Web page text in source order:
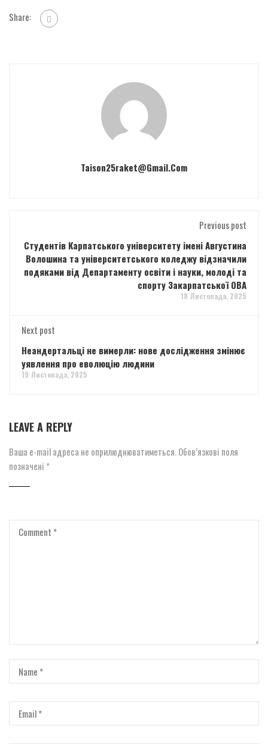
Share:
Taison25raket@gmail.com
Previous post
Студентів Карпатського університету імені Августина
Волошина та університетського коледжу відзначили
подяками від Департаменту освіти і науки, молоді та
спорту Закарпатської ОВА
18 Листопада, 2025
Next post
Неандертальці не вимерли: нове дослідження змінює
уявлення про еволюцію людини
19 Листопада, 2025
LEAVE A REPLY
Ваша e-mail адреса не оприлюднюватиметься. Обов’язкові поля
позначені *